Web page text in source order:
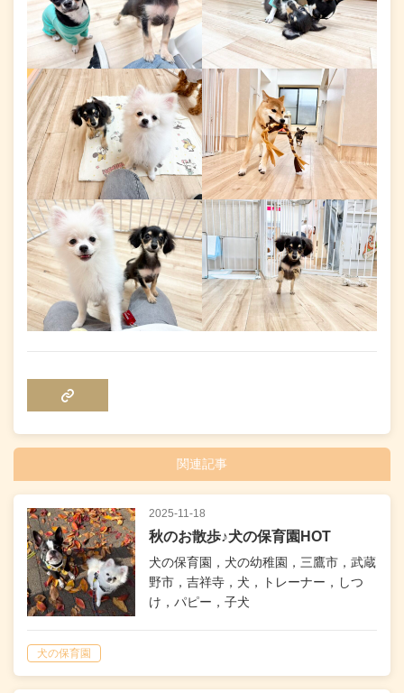
関連記事
2025-11-18
秋のお散歩♪犬の保育園HOT
犬の保育園，犬の幼稚園，三鷹市，武蔵
野市，吉祥寺，犬，トレーナー，しつ
け，パピー，子犬
犬の保育園